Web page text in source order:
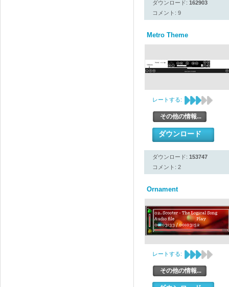
ダウンロード: 162903
コメント: 9
Metro Theme
レートする:
その他の情報...
ダウンロード
ダウンロード: 153747
コメント: 2
Ornament
レートする:
その他の情報...